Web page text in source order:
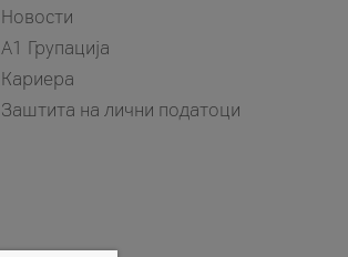
Новости
А1 Групација
Кариера
Заштита на лични податоци